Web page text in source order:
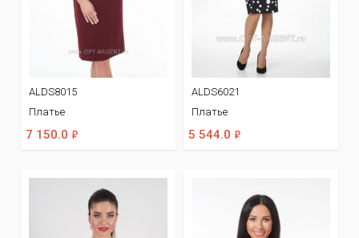
ALDS8015
Платье
7 150.0 ф
ALDS6021
Платье
5 544.0 ф